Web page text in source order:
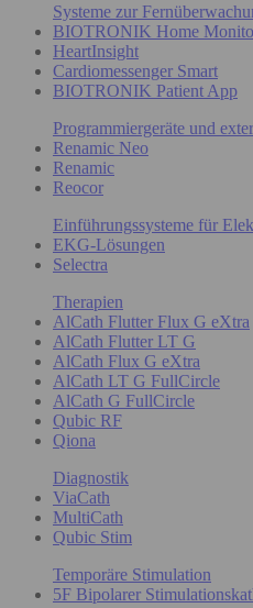
Systeme zur
BIOTRONIK Home
HeartInsight
Cardiomessenger Smart
BIOTRONIK Patient App
Programmiergeräte und
Renamic Neo
Renamic
Reocor
Einführungssysteme für
EKG-Lösungen
Selectra
Therapien
AlCath Flutter Flux G eXtra
AlCath Flutter LT G
AlCath Flux G eXtra
AlCath LT G FullCircle
AlCath G FullCircle
Qubic RF
Qiona
Diagnostik
ViaCath
MultiCath
Qubic Stim
Temporäre Stimulation
5F Bipolarer